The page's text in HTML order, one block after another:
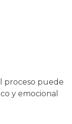
proceso puede
y emocional